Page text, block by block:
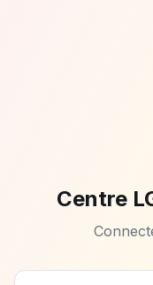
Centre